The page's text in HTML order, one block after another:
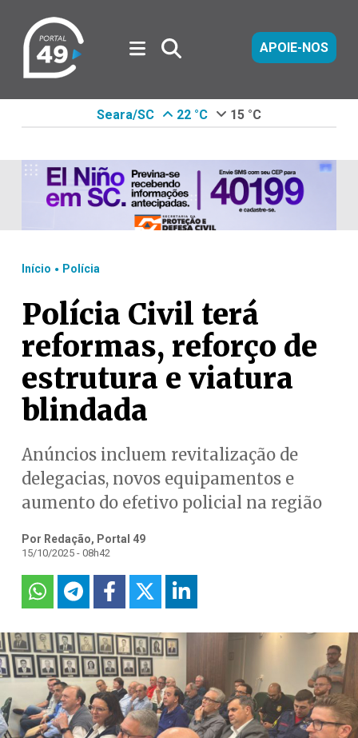
APOIE-NOS
Seara/SC 22 °C 15 °C
Início . Polícia
Polícia Civil terá
reformas, reforço de
estrutura e viatura
blindada
Anúncios incluem revitalização de
delegacias, novos equipamentos e
aumento do efetivo policial na região
Por Redação, Portal 49
15/10/2025 - 08h42